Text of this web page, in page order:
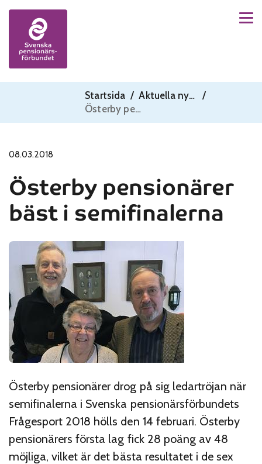
Skip to content
Startsida / Aktuella nyheter
/
Österby pensionärer bäst i semifinalerna
08.03.2018
Österby pensionärer
bäst i semifinalerna
Österby pensionärer drog på sig ledartröjan när
semifinalerna i Svenska pensionärsförbundets
Frågesport 2018 hölls den 14 februari. Österby
pensionärers första lag fick 28 poäng av 48
möjliga, vilket är det bästa resultatet i de sex